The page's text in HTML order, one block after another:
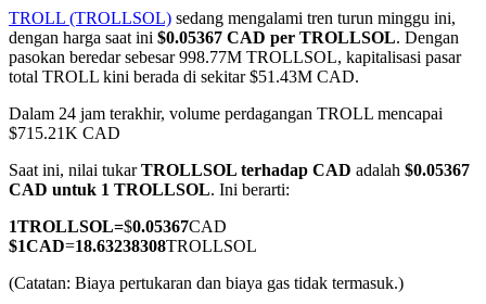
COIN-M Berjangka
Mata Uang Kripto Berjangka
TradFi
Derivatif saham, forex, logam mulia, dan komoditas
TROLL (TROLLSOL) sedang mengalami tren turun minggu ini,
dengan harga saat ini $0.05367 CAD per TROLLSOL. Dengan
pasokan beredar sebesar 998.77M TROLLSOL, kapitalisasi pasar
total TROLL kini berada di sekitar $51.43M CAD.
Dalam 24 jam terakhir, volume perdagangan TROLL mencapai
$715.21K CAD
Saat ini, nilai tukarTROLLSOL terhadap CAD adalah $0.05367
CAD untuk 1 TROLLSOL. Ini berarti:
1TROLLSOL=$0.05367CAD
$1CAD=18.63238308TROLLSOL
(Catatan: Biaya pertukaran dan biaya gas tidak termasuk.)